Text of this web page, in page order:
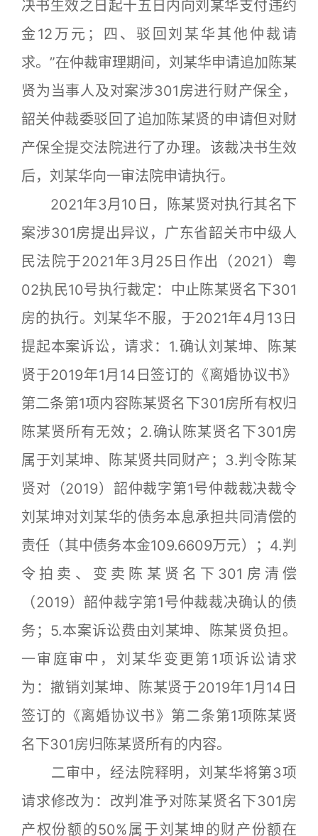
决书生效之日起十五日内向刘某华支付违约
金12万元；四、驳回刘某华其他仲裁请
求。”在仲裁审理期间，刘某华申请追加陈某
贤为当事人及对案涉301房进行财产保全，
韶关仲裁委驳回了追加陈某贤的申请但对财
产保全提交法院进行了办理。该裁决书生效
后，刘某华向一审法院申请执行。
2021年3月10日，陈某贤对执行其名下
案涉301房提出异议，广东省韶关市中级人
民法院于2021年3月25日作出（2021）粤
02执民10号执行裁定：中止陈某贤名下301
房的执行。刘某华不服，于2021年4月13日
提起本案诉讼，请求：1.确认刘某坤、陈某
贤于2019年1月14日签订的《离婚协议书》
第二条第1项内容陈某贤名下301房所有权归
陈某贤所有无效；2.确认陈某贤名下301房
属于刘某坤、陈某贤共同财产；3.判令陈某
贤对（2019）韶仲裁字第1号仲裁裁决裁令
刘某坤对刘某华的债务本息承担共同清偿的
责任（其中债务本金109.6609万元）；4.判
令拍卖、变卖陈某贤名下301房清偿
（2019）韶仲裁字第1号仲裁裁决确认的债
务；5.本案诉讼费由刘某坤、陈某贤负担。
一审庭审中，刘某华变更第1项诉讼请求
为：撤销刘某坤、陈某贤于2019年1月14日
签订的《离婚协议书》第二条第1项陈某贤
名下301房归陈某贤所有的内容。
二审中，经法院释明，刘某华将第3项
请求修改为：改判准予对陈某贤名下301房
产权份额的50%属于刘某坤的财产份额在